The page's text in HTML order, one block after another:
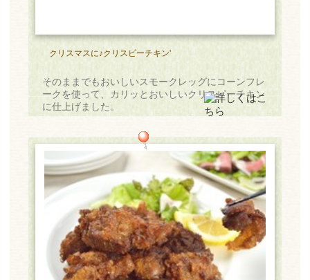
クリスマスに♪クリスピーチキン'
そのままでもおいしいスモークレッグにコーンフレ
ークを使って、カリッとおいしいクリスピーチキン
に仕上げました。